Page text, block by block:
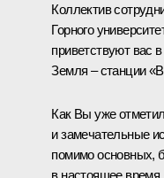
Коллектив
Горного
приветствуют вас
Земля – станции
Как Вы уже
и замечательные
помимо основных,
в настоящее время.